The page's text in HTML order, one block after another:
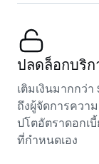
ปลดล็อกบริก
เติมเงินมากกว่า
ถึงผู้จัดการควา
ปโตอัตราดอกเ
ที่กำหนดเอง